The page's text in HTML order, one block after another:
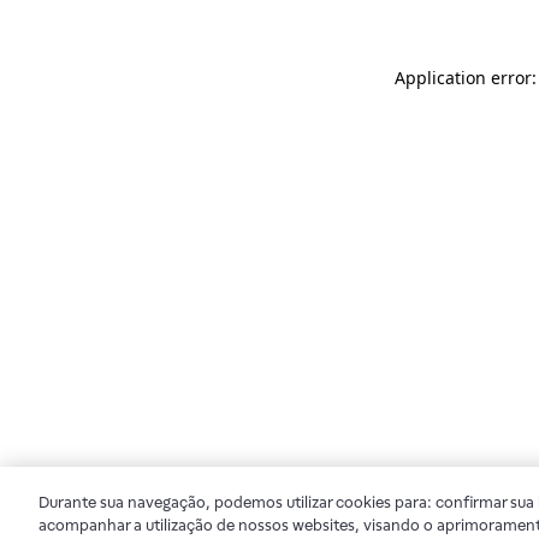
Application
Durante sua navegação, podemos utilizar cookies para: confirmar
acompanhar a utilização de nossos websites, visando o